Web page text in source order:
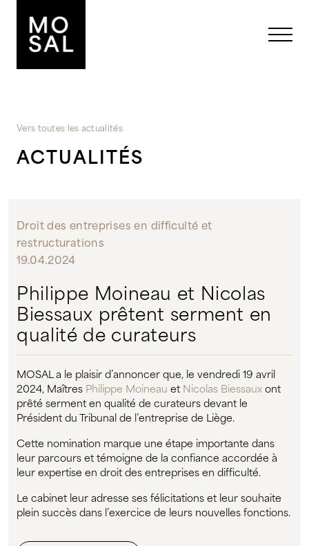
Vers toutes les actualités
ACTUALITÉS
Droit des entreprises en difficulté et
restructurations
19.04.2024
Philippe Moineau et Nicolas
Biessaux prêtent serment en
qualité de curateurs
MOSAL a le plaisir d’annoncer que, le vendredi 19 avril
2024, Maîtres Philippe Moineau et Nicolas Biessauxont
prêté serment en qualité de curateurs devant le
Président du Tribunal de l’entreprise de Liège.
Cette nomination marque une étape importante dans
leur parcours et témoigne de la confiance accordée à
leur expertise en droit des entreprises en difficulté.
Le cabinet leur adresse ses félicitations et leur souhaite
plein succès dans l’exercice de leurs nouvelles fonctions.